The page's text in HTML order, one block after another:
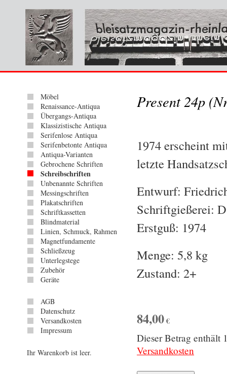
Möbel
Renaissance-Antiqua
Übergangs-Antiqua
Klassizistische Antiqua
Serifenlose Antiqua
Serifenbetonte Antiqua
Antiqua-Varianten
Gebrochene Schriften
Schreibschriften
Unbenannte Schriften
Messingschriften
Plakatschriften
Schriftkassetten
Blindmaterial
Linien, Schmuck, Rahmen
Magnetfundamente
Schließzeug
Unterlegstege
Zubehör
Geräte
AGB
Datenschutz
Versandkosten
Impressum
Ihr Warenkorb ist leer.
Present 24p
1974 erscheint
letzte
Entwurf:
Schriftgießerei:
Erstguß: 1974
Menge: 5,8 kg
Zustand: 2+
84,00€
Dieser Betrag
Versandkosten